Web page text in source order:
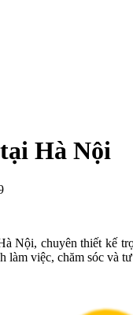
Hà Nội
Nội, chuyên thiết kế
làm việc, chăm sóc và